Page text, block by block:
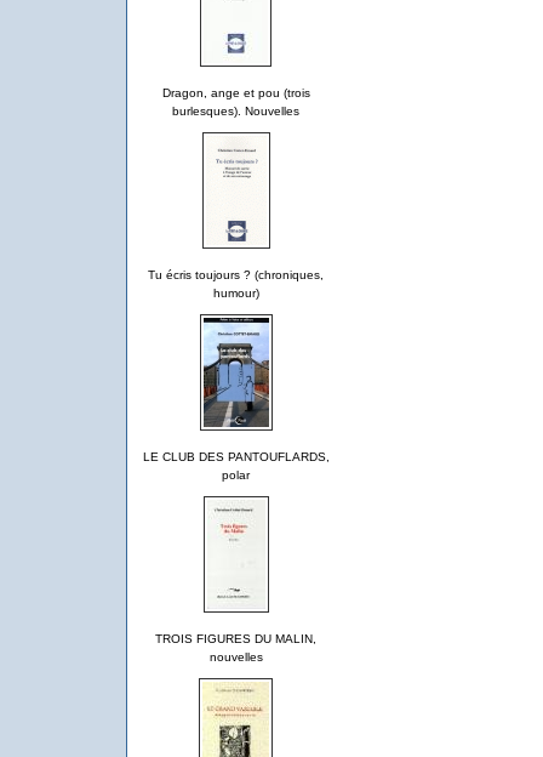
Dragon, ange et pou (trois
burlesques). Nouvelles
Tu écris toujours ? (chroniques,
humour)
LE CLUB DES PANTOUFLARDS,
polar
TROIS FIGURES DU MALIN,
nouvelles